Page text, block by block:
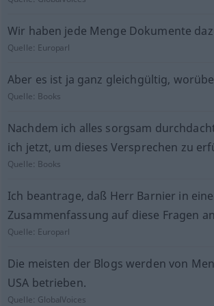
Wir haben jede Menge Dokumente
Quelle: Europarl
Aber es ist ja ganz gleichgültig,
Quelle: Books
Nachdem ich alles sorgsam
ich jetzt, um dieses Versprechen zu
Quelle: Books
Ich beantrage, daß Herr Barnier in
Zusammenfassung auf diese Fragen
Quelle: Europarl
Die meisten der Blogs werden von
USA betrieben.
Quelle: GlobalVoices